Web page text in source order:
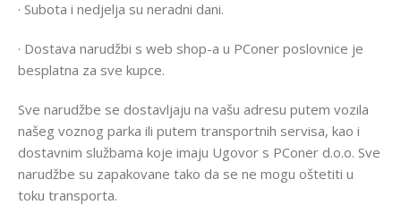
· Subota i nedjelja su neradni dani.
· Dostava narudžbi s web shop-a u PConer poslovnice je
besplatna za sve kupce.
Sve narudžbe se dostavljaju na vašu adresu putem vozila
našeg voznog parka ili putem transportnih servisa, kao i
dostavnim službama koje imaju Ugovor s PConer d.o.o. Sve
narudžbe su zapakovane tako da se ne mogu oštetiti u
toku transporta.